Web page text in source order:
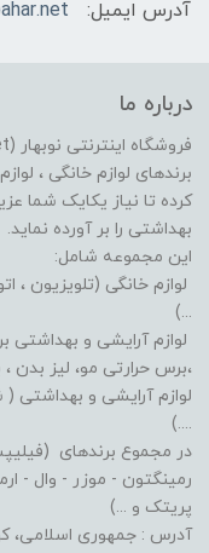
آدرس ایمیل:
درباره ما
برندهای لوازم خانگی ،
کرده تا نیاز یکایک شما
بهداشتی را بر آورده نماید.
این مجموعه شامل:
لوازم خانگی (تلویزیون ،
...)
لوازم آرایشی و بهداشتی
،برس حرارتی مو، لیز بدن
لوازم آرایشی و بهداشتی
....)
در مجموع برندهای
رمینگتون - موزر - وال -
پریتک و ...)